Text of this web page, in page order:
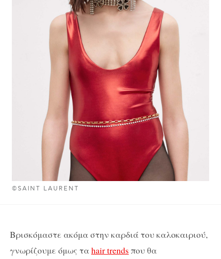
©SAINT LAURENT
Βρισκόμαστε ακόμα στην καρδιά του καλοκαιριού,
γνωρίζουμε όμως ταhair trends που θα